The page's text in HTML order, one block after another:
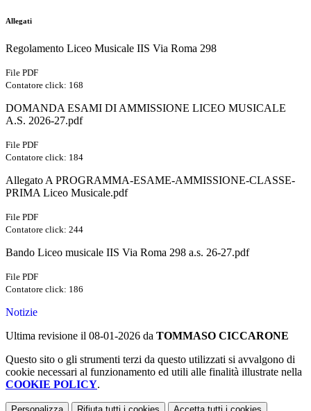
Allegati
Regolamento Liceo Musicale IIS Via Roma 298
File PDF
Contatore click: 168
DOMANDA ESAMI DI AMMISSIONE LICEO MUSICALE
A.S. 2026-27.pdf
File PDF
Contatore click: 184
Allegato A PROGRAMMA-ESAME-AMMISSIONE-CLASSE-
PRIMA Liceo Musicale.pdf
File PDF
Contatore click: 244
Bando Liceo musicale IIS Via Roma 298 a.s. 26-27.pdf
File PDF
Contatore click: 186
Notizie
Ultima revisione il 08-01-2026 da TOMMASO CICCARONE
Questo sito o gli strumenti terzi da questo utilizzati si avvalgono di
cookie necessari al funzionamento ed utili alle finalità illustrate nella
COOKIE POLICY.